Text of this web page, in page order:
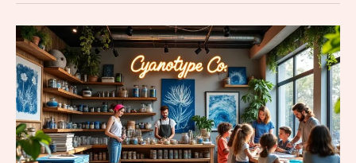
du
macramé
:
Crée
ton
espace
créatif
dès